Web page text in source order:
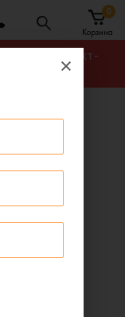
Корзина
0
оправу в Санкт-